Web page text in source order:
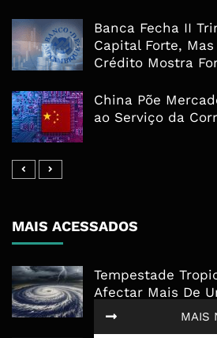
MAIS
Banca Fecha II
Capital Forte,
Crédito Mostra
China Põe
ao Serviço da
MAIS ACESSADOS
Tempestade
Afectar Mais De
Pessoas No